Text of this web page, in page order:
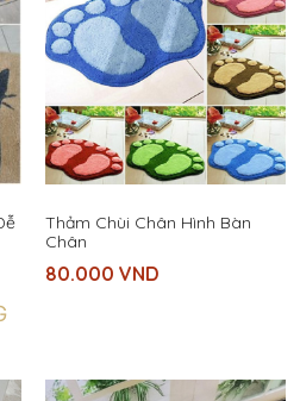
Thảm Chùi Chân Hình Bàn
Chân
80.000 VND